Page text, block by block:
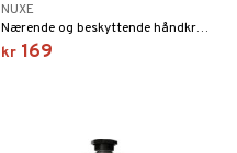
NUXE
Nærende og beskyttende håndkrem for svært tørre og skjøre hender fra Nuxe
kr 169